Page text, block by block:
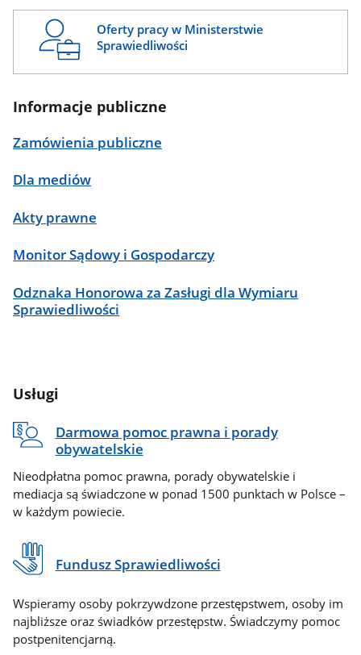
Oferty pracy w Ministerstwie
Sprawiedliwości
Informacje publiczne
Zamówienia publiczne
Dla mediów
Akty prawne
Monitor Sądowy i Gospodarczy
Odznaka Honorowa za Zasługi dla Wymiaru
Sprawiedliwości
Usługi
Darmowa pomoc prawna i porady
obywatelskie
Nieodpłatna pomoc prawna, porady obywatelskie i
mediacja są świadczone w ponad 1500 punktach w Polsce –
w każdym powiecie.
Fundusz Sprawiedliwości
Wspieramy osoby pokrzywdzone przestępstwem, osoby im
najbliższe oraz świadków przestępstw. Świadczymy pomoc
postpenitencjarną.